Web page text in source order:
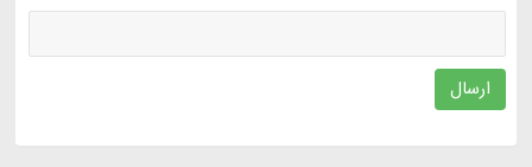
ارسال